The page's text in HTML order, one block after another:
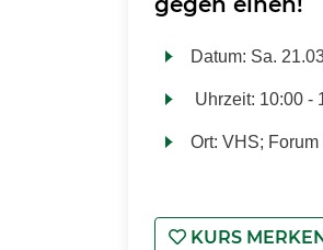
Datum: Sa.
Uhrzeit: 10:00 -
Ort: VHS; Forum
KURS